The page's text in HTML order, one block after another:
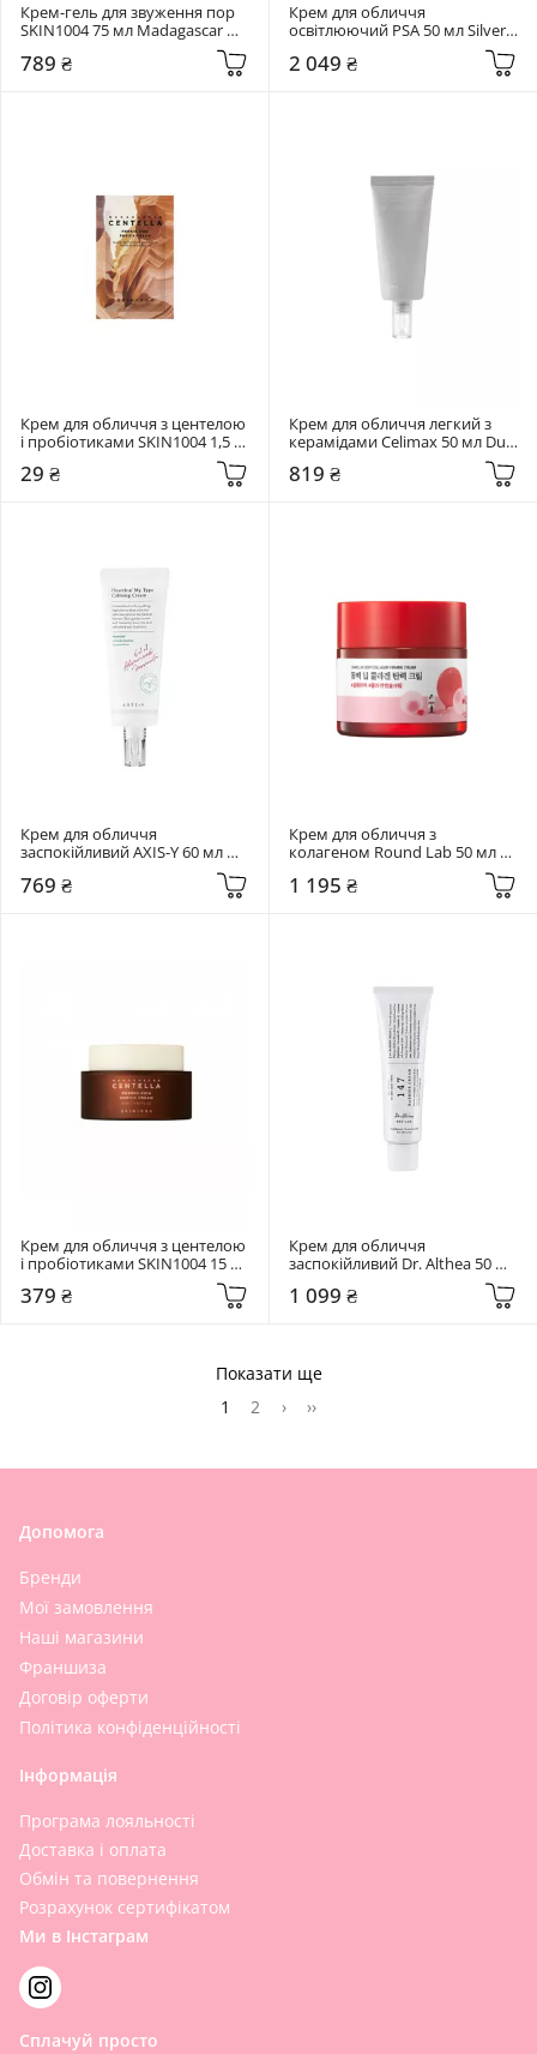
Крем-гель для звуження пор
SKIN1004 75 мл Madagascar
Centella Poremizing Light Gel
Cream
789 ₴
Крем для обличчя
освітлюючий PSA 50 мл Silver
Clarifying Cream
2 049 ₴
Крем для обличчя з центелою
і пробіотиками SKIN1004 1,5
мл Madagascar Centella Probio-
Cica Enrich Cream
29 ₴
Крем для обличчя легкий з
керамідами Celimax 50 мл Dual
Barrier Skin Wearable Cream
819 ₴
Крем для обличчя
заспокійливий AXIS-Y 60 мл
Cream
769 ₴
Крем для обличчя з
колагеном Round Lab 50 мл
Camellia Deep Collagen Firming
Cream
1 195 ₴
Крем для обличчя з центелою
і пробіотиками SKIN1004 15
мл Madagascar Centella Probio-
Cica Enrich Cream
379 ₴
Крем для обличчя
заспокійливий Dr. Althea 50 мл
1 099 ₴
Показати ще
1
2 › ››
Допомога
Бренди
Мої замовлення
Наші магазини
Франшиза
Договір оферти
Політика конфіденційності
Інформація
Програма лояльності
Доставка і оплата
Обмін та повернення
Розрахунок сертифікатом
Ми в Інстаграм
Сплачуй просто